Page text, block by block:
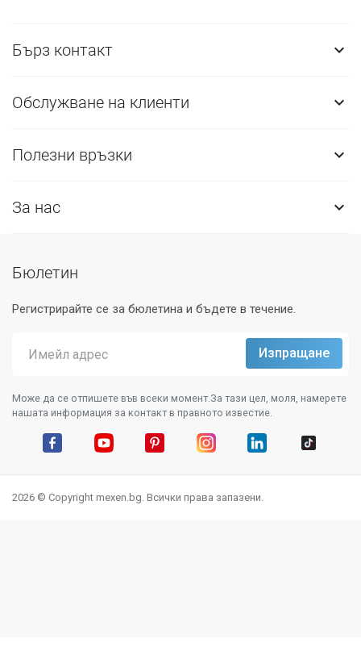
Бърз контакт 
Обслужване на клиенти 
Полезни връзки 
За нас 
Бюлетин
Регистрирайте се за бюлетина и бъдете в течение.
Може да се отпишете във всеки момент.За тази цел, моля, намерете
нашата информация за контакт в правното известие.
2026 © Copyright mexen.bg. Всички права запазени.